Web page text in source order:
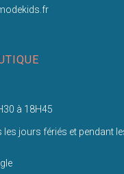
à 18H45
jours fériés et pendant